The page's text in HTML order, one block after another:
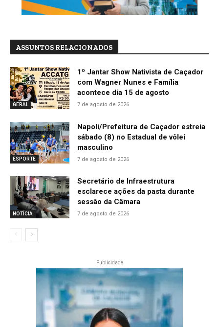
ASSUNTOS RELACIONADOS
GERAL
1º Jantar Show Nativista de Caçador
com Wagner Nunes e Família
acontece dia 15 de agosto
7 de agosto de 2026
ESPORTE
Napoli/Prefeitura de Caçador estreia
sábado (8) no Estadual de vôlei
masculino
7 de agosto de 2026
NOTÍCIA
Secretário de Infraestrutura
esclarece ações da pasta durante
sessão da Câmara
7 de agosto de 2026
Publicidade